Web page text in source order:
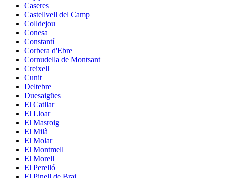
Caseres
Castellvell del Camp
Colldejou
Conesa
Constantí
Corbera d'Ebre
Cornudella de Montsant
Creixell
Cunit
Deltebre
Duesaigües
El Catllar
El Lloar
El Masroig
El Milà
El Molar
El Montmell
El Morell
El Perelló